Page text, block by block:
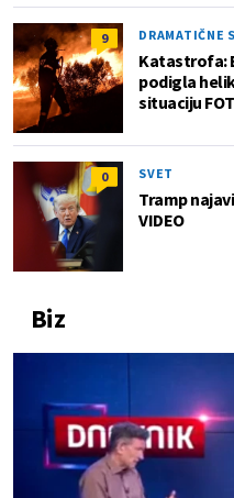
9 DRAMATIČNE
Katastrofa:
podigla
situaciju
0 SVET
Tramp
VIDEO
Biz